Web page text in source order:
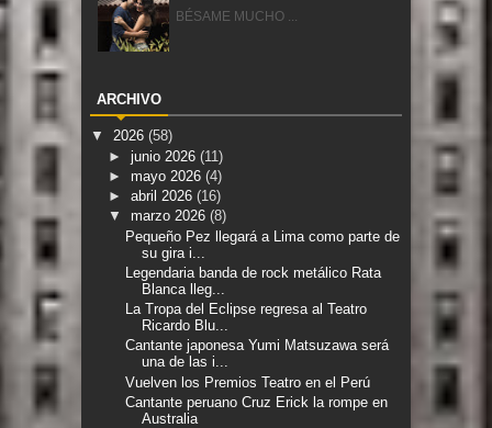
BÉSAME MUCHO ...
ARCHIVO
▼ 2026 (58)
► junio 2026 (11)
► mayo 2026 (4)
► abril 2026 (16)
▼ marzo 2026 (8)
Pequeño Pez llegará a Lima como parte de
su gira i...
Legendaria banda de rock metálico Rata
Blanca lleg...
La Tropa del Eclipse regresa al Teatro
Ricardo Blu...
Cantante japonesa Yumi Matsuzawa será
una de las i...
Vuelven los Premios Teatro en el Perú
Cantante peruano Cruz Erick la rompe en
Australia